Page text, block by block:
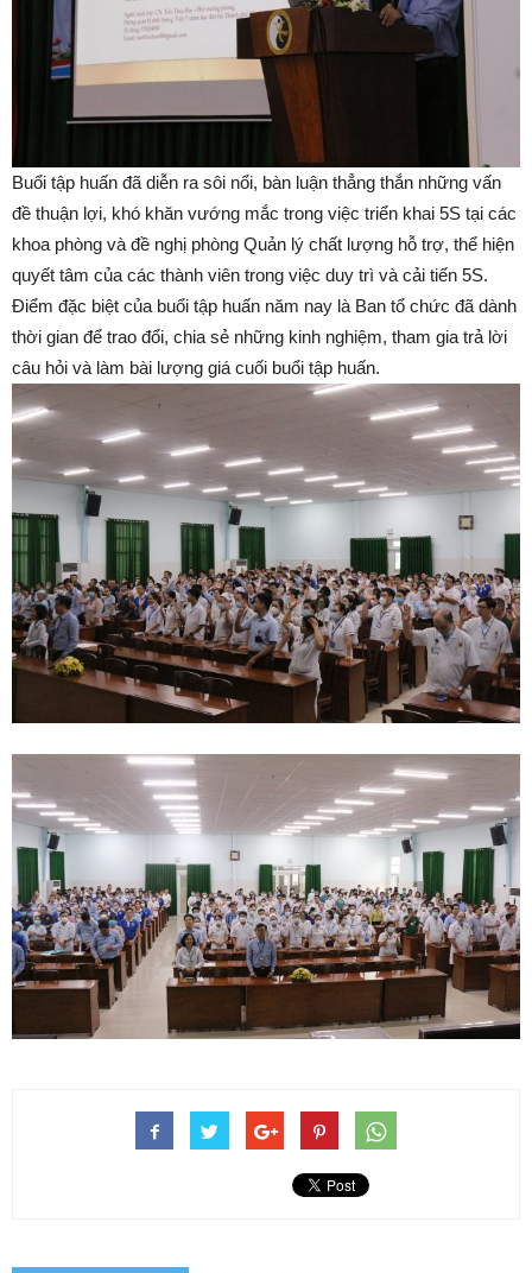
Buổi tập huấn đã diễn ra sôi nổi, bàn luận thẳng thắn những vấn
đề thuận lợi, khó khăn vướng mắc trong việc triển khai 5S tại các
khoa phòng và đề nghị phòng Quản lý chất lượng hỗ trợ, thể hiện
quyết tâm của các thành viên trong việc duy trì và cải tiến 5S.
Điểm đặc biệt của buổi tập huấn năm nay là Ban tổ chức đã dành
thời gian để trao đổi, chia sẻ những kinh nghiệm, tham gia trả lời
câu hỏi và làm bài lượng giá cuối buổi tập huấn.